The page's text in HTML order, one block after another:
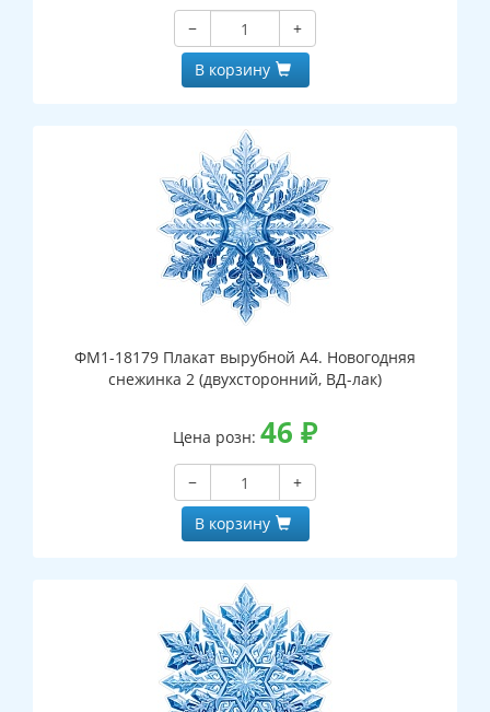
−
+
В корзину
ФМ1-18179 Плакат вырубной А4. Новогодняя
снежинка 2 (двухсторонний, ВД-лак)
Цена розн: 46 ₽
−
+
В корзину